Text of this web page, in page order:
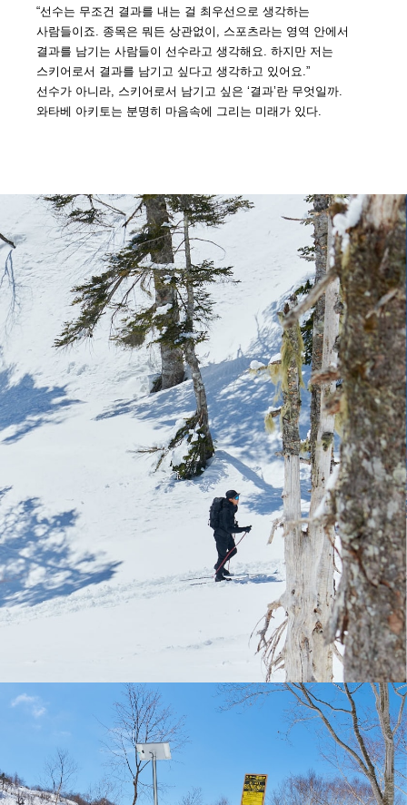
“선수는 무조건 결과를 내는 걸 최우선으로 생각하는
사람들이죠. 종목은 뭐든 상관없이, 스포츠라는 영역 안에서
결과를 남기는 사람들이 선수라고 생각해요. 하지만 저는
스키어로서 결과를 남기고 싶다고 생각하고 있어요.”
선수가 아니라, 스키어로서 남기고 싶은 ‘결과’란 무엇일까.
와타베 아키토는 분명히 마음속에 그리는 미래가 있다.